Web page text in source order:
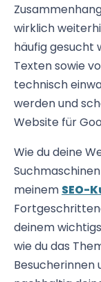
wirklich
häufig gesucht
Texten sowie
technisch
werden und
Website für
Wie du deine
meinem SEO-
deinem
wie du das
Besucherinnen